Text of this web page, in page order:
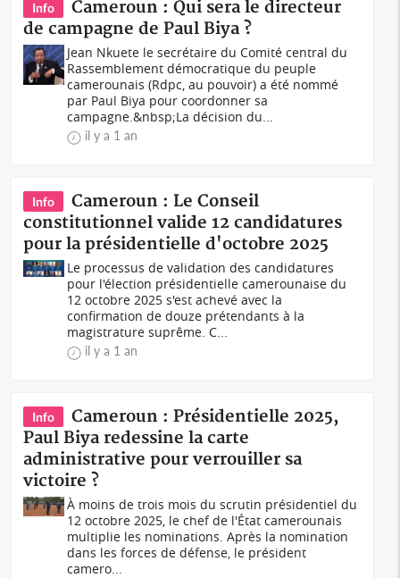
Info
Cameroun : Qui sera le directeur
de campagne de Paul Biya ?
Jean Nkuete le secrétaire du Comité central du
Rassemblement démocratique du peuple
camerounais (Rdpc, au pouvoir) a été nommé
par Paul Biya pour coordonner sa
campagne.&nbsp;La décision du...
il y a 1 an
Info
Cameroun : Le Conseil
constitutionnel valide 12 candidatures
pour la présidentielle d'octobre 2025
Le processus de validation des candidatures
pour l'élection présidentielle camerounaise du
12 octobre 2025 s'est achevé avec la
confirmation de douze prétendants à la
magistrature suprême. C...
il y a 1 an
Info
Cameroun : Présidentielle 2025,
Paul Biya redessine la carte
administrative pour verrouiller sa
victoire ?
À moins de trois mois du scrutin présidentiel du
12 octobre 2025, le chef de l'État camerounais
multiplie les nominations. Après la nomination
dans les forces de défense, le président
camero...